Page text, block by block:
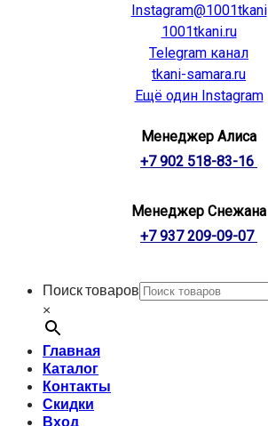
Instagram@1001tkani
1001tkani.ru
Telegram канал
tkani-samara.ru
Ещё один Instagram
Менеджер Алиса
+7 902 518-83-16
Менеджер Снежана
+7 937 209-09-07
Поиск товаров
×
Главная
Каталог
Контакты
Скидки
Вход